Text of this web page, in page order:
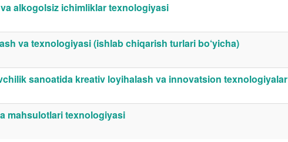
alkogolsiz ichimliklar texnologiyasi
va texnologiyasi (ishlab chiqarish turlari bo‘yicha)
sanoatida kreativ loyihalash va innovatsion texnologiyalar
mahsulotlari texnologiyasi